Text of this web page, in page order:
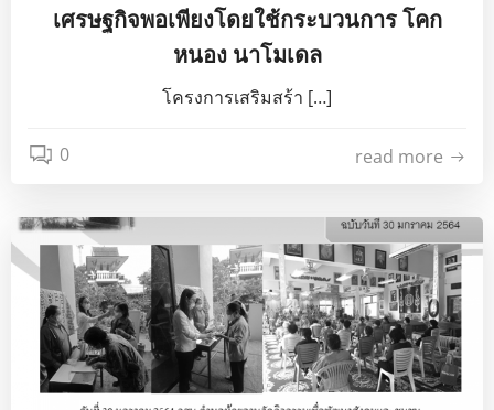
เศรษฐกิจพอเพียงโดยใช้กระบวนการ โคก
หนอง นาโมเดล
โครงการเสริมสร้า […]
0 read more